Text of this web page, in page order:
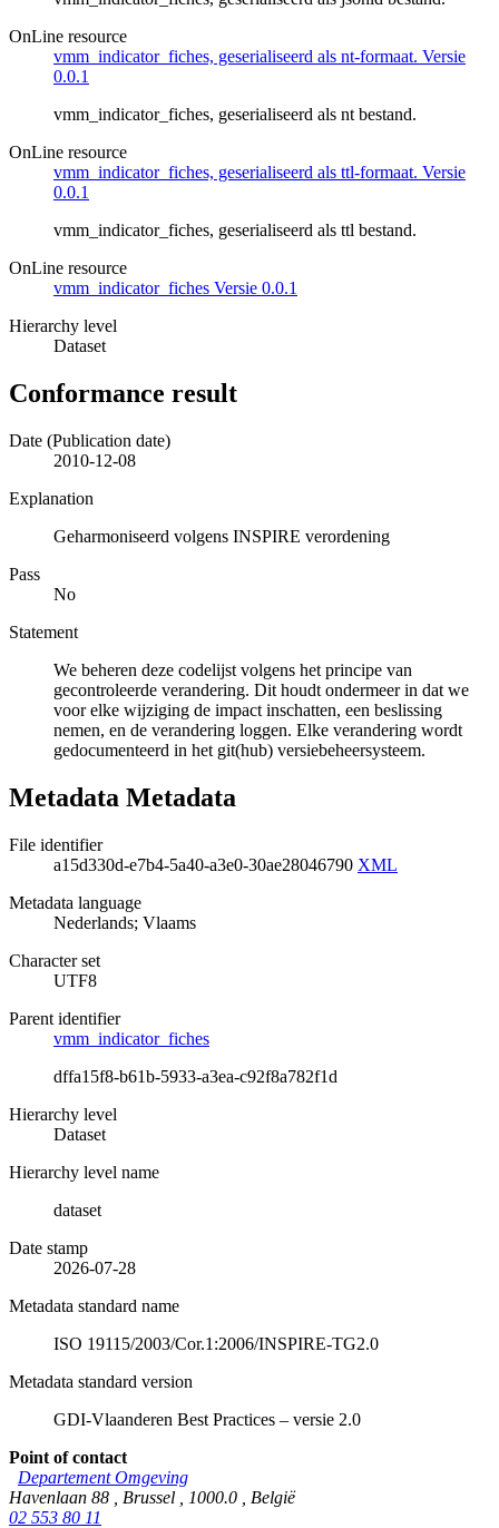
OnLine resource
vmm_indicator_fiches, geserialiseerd als nt-formaat. Versie
0.0.1
vmm_indicator_fiches, geserialiseerd als nt bestand.
OnLine resource
vmm_indicator_fiches, geserialiseerd als ttl-formaat. Versie
0.0.1
vmm_indicator_fiches, geserialiseerd als ttl bestand.
OnLine resource
vmm_indicator_fiches Versie 0.0.1
Hierarchy level
Dataset
Conformance result
Date (Publication date)
2010-12-08
Explanation
Geharmoniseerd volgens INSPIRE verordening
Pass
No
Statement
We beheren deze codelijst volgens het principe van
gecontroleerde verandering. Dit houdt ondermeer in dat we
voor elke wijziging de impact inschatten, een beslissing
nemen, en de verandering loggen. Elke verandering wordt
gedocumenteerd in het git(hub) versiebeheersysteem.
Metadata Metadata
File identifier
a15d330d-e7b4-5a40-a3e0-30ae28046790 XML
Metadata language
Nederlands; Vlaams
Character set
UTF8
Parent identifier
vmm_indicator_fiches
dffa15f8-b61b-5933-a3ea-c92f8a782f1d
Hierarchy level
Dataset
Hierarchy level name
dataset
Date stamp
2026-07-28
Metadata standard name
ISO 19115/2003/Cor.1:2006/INSPIRE-TG2.0
Metadata standard version
GDI-Vlaanderen Best Practices – versie 2.0
Point of contact
Departement Omgeving
Havenlaan 88
Brussel 1000.0
België
02 553 80 11